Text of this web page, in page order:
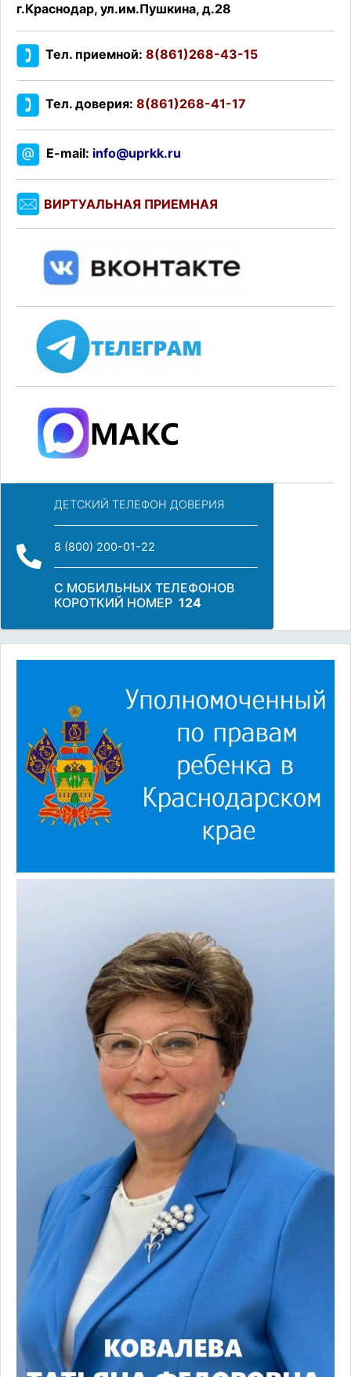
г.Краснодар, ул.им.Пушкина, д.28
Тел. приемной: 8(861)268-43-15
Тел. доверия: 8(861)268-41-17
E-mail: info@uprkk.ru
ВИРТУАЛЬНАЯ ПРИЕМНАЯ
ДЕТСКИЙ ТЕЛЕФОН ДОВЕРИЯ
8 (800) 200-01-22
С МОБИЛЬНЫХ ТЕЛЕФОНОВ
КОРОТКИЙ НОМЕР 124